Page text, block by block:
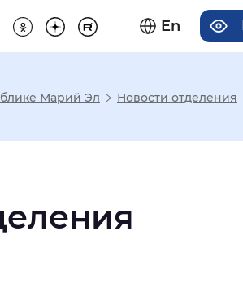
En
Марий Эл Новости отделения